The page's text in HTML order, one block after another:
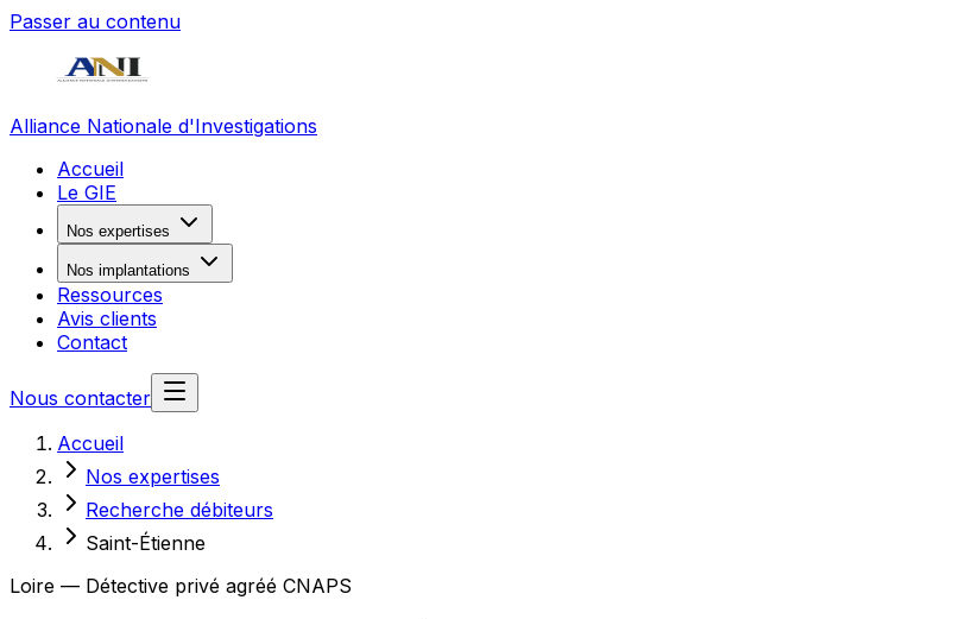
Passer au contenu
Alliance Nationale d'Investigations
Accueil
Le GIE
Nos expertises
Nos implantations
Ressources
Avis clients
Contact
Nous contacter
Accueil
Nos expertises
Recherche débiteurs
Saint-Étienne
Loire — Détective privé agréé CNAPS